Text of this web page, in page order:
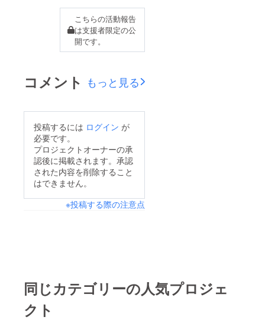
xBDYOZqKg/viewform
ご来院いただいた方も
いらっしゃることがで
きなかった方も、お答
です。これからの
せくださいませ。ま
た、当日のメニュー
ブック（写真集形式に
なっております）が当
たる抽選も同時に行っ
ておりますのでご希望
の方はツイッターアカ
s_YuriCafe/status/120
こちらの活動報告
は支援者限定の公
開です。
コメント もっと見る
投稿するには ログイン が
必要です。
プロジェクトオーナーの承
認後に掲載されます。承認
された内容を削除すること
はできません。
※投稿する際の注意点
同じカテゴリーの人気プロジェ
クト